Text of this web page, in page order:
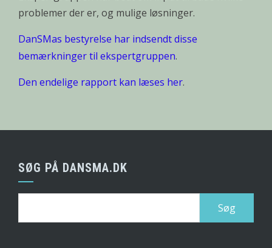
problemer der er, og mulige løsninger.
DanSMas bestyrelse har indsendt disse
bemærkninger til ekspertgruppen.
Den endelige rapport kan læses her.
SØG PÅ DANSMA.DK